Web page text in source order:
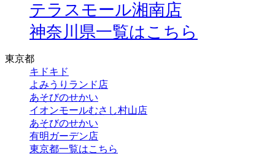
テラスモール湘南店
神奈川県一覧はこちら
東京都
キドキド
よみうりランド店
あそびのせかい
イオンモールむさし村山店
あそびのせかい
有明ガーデン店
東京都一覧はこちら